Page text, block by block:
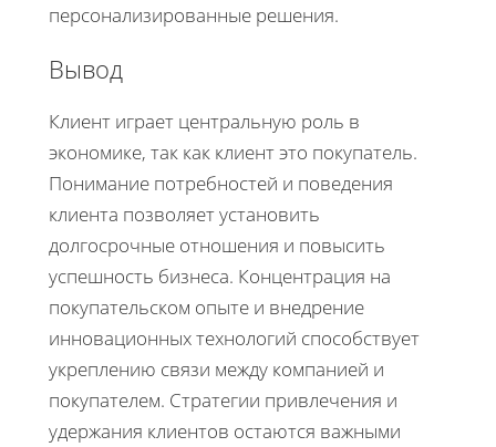
персонализированные решения.
Вывод
Клиент играет центральную роль в
экономике, так как клиент это покупатель.
Понимание потребностей и поведения
клиента позволяет установить
долгосрочные отношения и повысить
успешность бизнеса. Концентрация на
покупательском опыте и внедрение
инновационных технологий способствует
укреплению связи между компанией и
покупателем. Стратегии привлечения и
удержания клиентов остаются важными